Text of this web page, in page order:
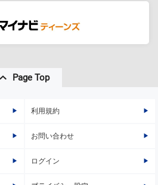
Page Top
利用規約
お問い合わせ
ログイン